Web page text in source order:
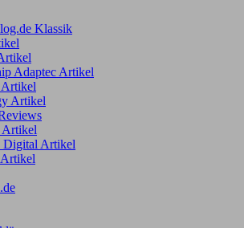
Klassik
Adaptec Artikel
Artikel
Artikel
Artikel
Digital Artikel